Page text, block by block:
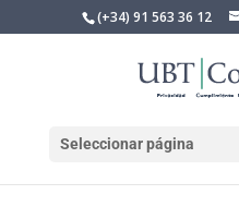
(+34) 91 563 36 12
Seleccionar página